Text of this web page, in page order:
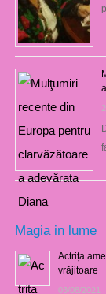
Magia in lume
Actrița
vrăjitoare
03/08/2021